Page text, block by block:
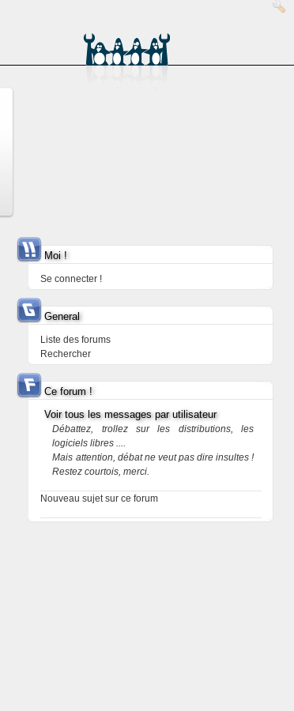
Moi !
Se connecter !
General
Liste des forums
Rechercher
Ce forum !
Voir tous les messages par utilisateur
Débattez, trollez sur les distributions, les
logiciels libres ....
Mais attention, débat ne veut pas dire insultes !
Restez courtois, merci.
Nouveau sujet sur ce forum